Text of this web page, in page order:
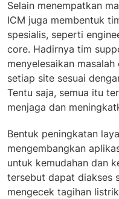
Selain menempatkan
ICM juga membentuk
spesialis, seperti
core. Hadirnya tim
menyelesaikan
setiap site sesuai
Tentu saja, semua itu
menjaga dan
Bentuk peningkatan
mengembangkan
untuk kemudahan dan
tersebut dapat diakses
mengecek tagihan